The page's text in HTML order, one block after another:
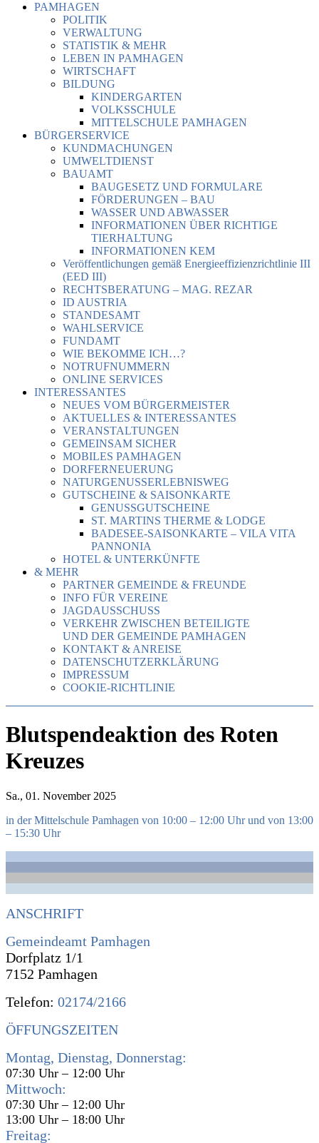
PAMHAGEN
POLITIK
VERWALTUNG
STATISTIK & MEHR
LEBEN IN PAMHAGEN
WIRTSCHAFT
BILDUNG
KINDERGARTEN
VOLKSSCHULE
MITTELSCHULE PAMHAGEN
BÜRGERSERVICE
KUNDMACHUNGEN
UMWELTDIENST
BAUAMT
BAUGESETZ UND FORMULARE
FÖRDERUNGEN – BAU
WASSER UND ABWASSER
INFORMATIONEN ÜBER RICHTIGE
TIERHALTUNG
INFORMATIONEN KEM
Veröffentlichungen gemäß Energieeffizienzrichtlinie III
(EED III)
RECHTSBERATUNG – MAG. REZAR
ID AUSTRIA
STANDESAMT
WAHLSERVICE
FUNDAMT
WIE BEKOMME ICH…?
NOTRUFNUMMERN
ONLINE SERVICES
INTERESSANTES
NEUES VOM BÜRGERMEISTER
AKTUELLES & INTERESSANTES
VERANSTALTUNGEN
GEMEINSAM SICHER
MOBILES PAMHAGEN
DORFERNEUERUNG
NATURGENUSSERLEBNISWEG
GUTSCHEINE & SAISONKARTE
GENUSSGUTSCHEINE
ST. MARTINS THERME & LODGE
BADESEE-SAISONKARTE – VILA VITA
PANNONIA
HOTEL & UNTERKÜNFTE
& MEHR
PARTNER GEMEINDE & FREUNDE
INFO FÜR VEREINE
JAGDAUSSCHUSS
VERKEHR ZWISCHEN BETEILIGTE
UND DER GEMEINDE PAMHAGEN
KONTAKT & ANREISE
DATENSCHUTZERKLÄRUNG
IMPRESSUM
COOKIE-RICHTLINIE
Blutspendeaktion des Roten
Kreuzes
Sa., 01. November 2025
in der Mittelschule Pamhagen von 10:00 – 12:00 Uhr und von 13:00
– 15:30 Uhr
ANSCHRIFT
Gemeindeamt Pamhagen
Dorfplatz 1/1
7152 Pamhagen
Telefon: 02174/2166
ÖFFUNGSZEITEN
Montag, Dienstag, Donnerstag:
07:30 Uhr – 12:00 Uhr
Mittwoch:
07:30 Uhr – 12:00 Uhr
13:00 Uhr – 18:00 Uhr
Freitag: